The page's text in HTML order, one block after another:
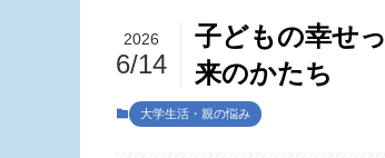
子どもの幸せ
来のかたち
2026
6/14
大学生活・親の悩み